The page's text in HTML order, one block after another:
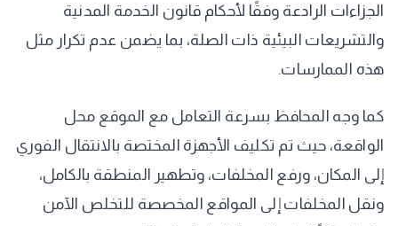
الجزاءات الرادعة وفقًا لأحكام قانون الخدمة المدنية
والتشريعات البيئية ذات الصلة، بما يضمن عدم تكرار مثل
هذه الممارسات.
كما وجه المحافظ بسرعة التعامل مع الموقع محل
الواقعة، حيث تم تكليف الأجهزة المختصة بالانتقال الفوري
إلى المكان، ورفع المخلفات، وتطهير المنطقة بالكامل،
ونقل المخلفات إلى المواقع المخصصة للتخلص الآمن